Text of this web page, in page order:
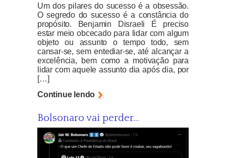
Um dos pilares do sucesso é a obsessão.
O segredo do sucesso é a constância do
propósito. Benjamin Disraeli É preciso
estar meio obcecado para lidar com algum
objeto ou assunto o tempo todo, sem
cansar-se, sem entediar-se, até alcançar a
excelência, bem como a motivação para
lidar com aquele assunto dia após dia, por
[…]
Continue lendo
Bolsonaro vai perder…